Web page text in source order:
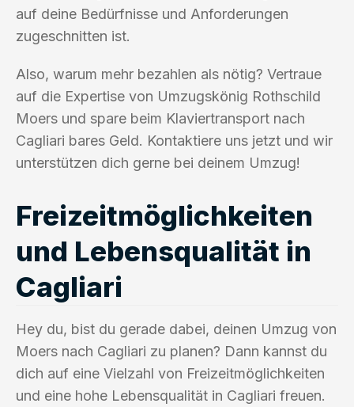
auf deine Bedürfnisse und Anforderungen
zugeschnitten ist.
Also, warum mehr bezahlen als nötig? Vertraue
auf die Expertise von Umzugskönig Rothschild
Moers und spare beim Klaviertransport nach
Cagliari bares Geld. Kontaktiere uns jetzt und wir
unterstützen dich gerne bei deinem Umzug!
Freizeitmöglichkeiten
und Lebensqualität in
Cagliari
Hey du, bist du gerade dabei, deinen Umzug von
Moers nach Cagliari zu planen? Dann kannst du
dich auf eine Vielzahl von Freizeitmöglichkeiten
und eine hohe Lebensqualität in Cagliari freuen.